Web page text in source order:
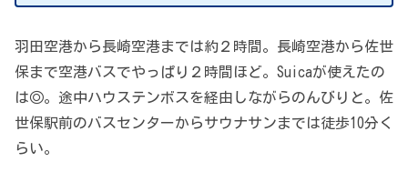
羽田空港から長崎空港までは約２時間。長崎空港から佐世
保まで空港バスでやっぱり２時間ほど。Suicaが使えたの
は◎。途中ハウステンボスを経由しながらのんびりと。佐
世保駅前のバスセンターからサウナサンまでは徒歩10分く
らい。